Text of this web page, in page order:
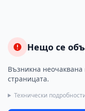
Нещо се
Възникна
страницата.
Технически